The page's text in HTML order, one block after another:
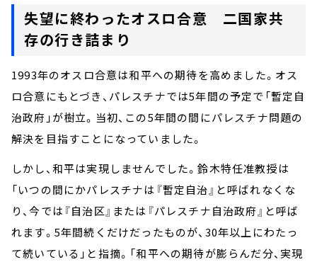
失望に終わったオスロ合意 二国家共
存の行き詰まり
1993年のオスロ合意は和平への期待を高めました。オス
ロ合意にもとづき、パレスチナでは5年間の予定で「暫定自
治政府」が樹立。当初、この5年間の間にパレスチナ問題の
解決を目指すことになっていました。
しかし、和平は実現しませんでした。鈴木特任准教授は
「いつの間にかパレスチナは『暫定自治』と呼ばれなくな
り、今では『自治区』または『パレスチナ自治政府』と呼ば
れます。5年間続くだけだったものが、30年以上にわたっ
て続いている」と指摘。「和平への期待が膨らんだ分、実現